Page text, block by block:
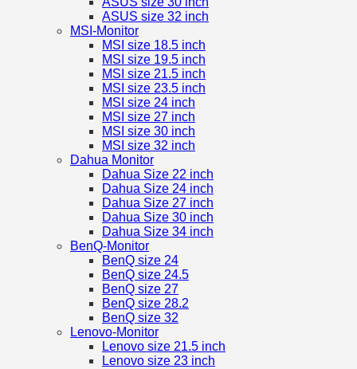
ASUS size 32 inch
MSI-Monitor
MSI size 18.5 inch
MSI size 19.5 inch
MSI size 21.5 inch
MSI size 23.5 inch
MSI size 24 inch
MSI size 27 inch
MSI size 30 inch
MSI size 32 inch
Dahua Monitor
Dahua Size 22 inch
Dahua Size 24 inch
Dahua Size 27 inch
Dahua Size 30 inch
Dahua Size 34 inch
BenQ-Monitor
BenQ size 24
BenQ size 24.5
BenQ size 27
BenQ size 28.2
BenQ size 32
Lenovo-Monitor
Lenovo size 21.5 inch
Lenovo size 23 inch